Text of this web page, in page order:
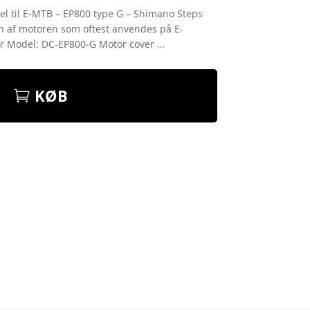
til E-MTB – EP800 type G – Shimano Steps
motoren som oftest anvendes på E-
DC-EP800-G Motor cover …
KØB